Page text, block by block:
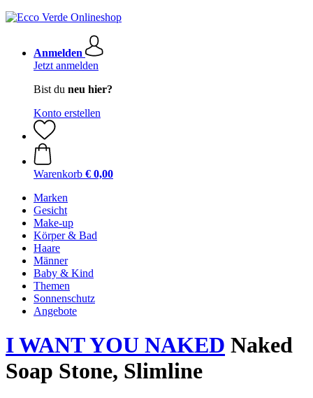
Anmelden
Jetzt anmelden
Bist du neu hier?
Konto erstellen
Warenkorb € 0,00
Marken
Gesicht
Make-up
Körper & Bad
Haare
Männer
Baby & Kind
Themen
Sonnenschutz
Angebote
I WANT YOU NAKED Naked
Soap Stone, Slimline